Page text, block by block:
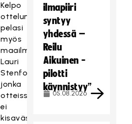
Kelpo
ottelun
pelasi
myös
maailmanmestari
Lauri
Stenfors,
jonka
otteissa
ei
kisaväsymystä
ilmapiiri
syntyy
yhdessä –
Reilu
Aikuinen -
pilotti
käynnistyy”
05.08.2026